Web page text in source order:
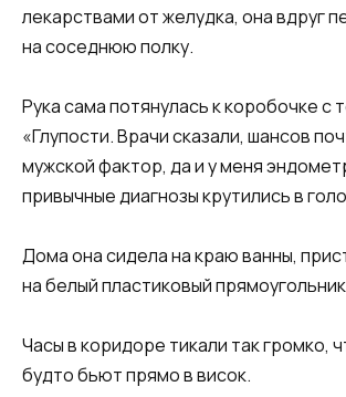
лекарствами от желудка, она вдруг
на соседнюю полку.
Рука сама потянулась к коробочке с
«Глупости. Врачи сказали, шансов
мужской фактор, да и у меня
привычные диагнозы крутились в
Дома она сидела на краю ванны,
на белый пластиковый
Часы в коридоре тикали так громко,
будто бьют прямо в висок.